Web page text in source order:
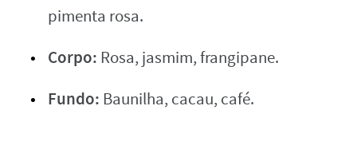
pimenta rosa.
Corpo: Rosa, jasmim, frangipane.
Fundo: Baunilha, cacau, café.